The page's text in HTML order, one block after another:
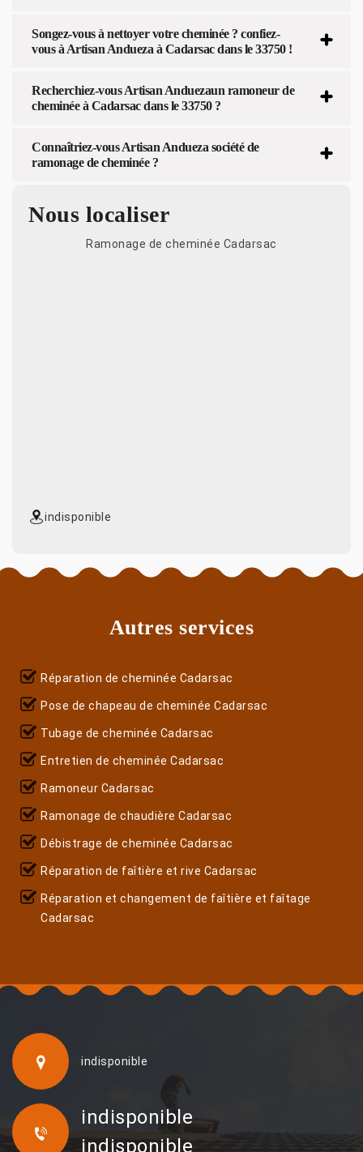
Songez-vous à nettoyer votre cheminée ? confiez-
vous à Artisan Andueza à Cadarsac dans le 33750 !
Recherchiez-vous Artisan Anduezaun ramoneur de
cheminée à Cadarsac dans le 33750 ?
Connaîtriez-vous Artisan Andueza société de
ramonage de cheminée ?
Nous localiser
Ramonage de cheminée Cadarsac
indisponible
Autres services
Réparation de cheminée Cadarsac
Pose de chapeau de cheminée Cadarsac
Tubage de cheminée Cadarsac
Entretien de cheminée Cadarsac
Ramoneur Cadarsac
Ramonage de chaudière Cadarsac
Débistrage de cheminée Cadarsac
Réparation de faîtière et rive Cadarsac
Réparation et changement de faîtière et faîtage
Cadarsac
indisponible
indisponible
indisponible